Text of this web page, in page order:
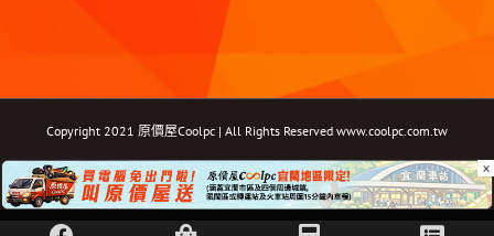
Copyright 2021 原價屋Coolpc | All Rights Reserved www.coolpc.com.tw
FacebookInstagramYouTubeTwitterEmail: ×